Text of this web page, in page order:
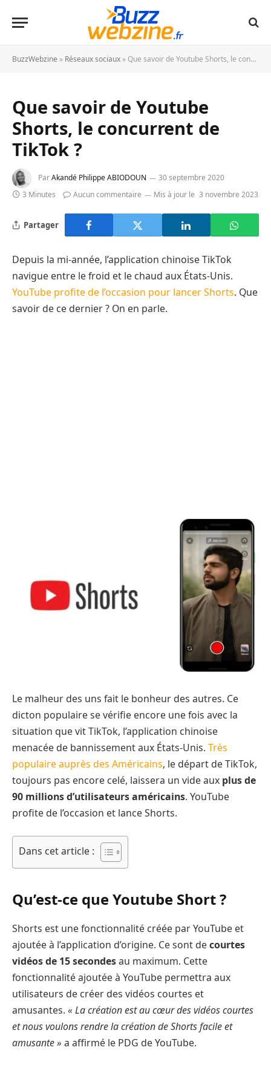
BuzzWebzine » Réseaux sociaux » Que savoir de Youtube Shorts, le concurrent de TikTok ?
Que savoir de Youtube
Shorts, le concurrent de
TikTok ?
ParAkandé Philippe ABIODOUN
30 septembre 2020
3 Minutes
Aucun commentaire Mis à jour le 3 novembre 2023
Partager
Depuis la mi-année, l’application chinoise TikTok
navigue entre le froid et le chaud aux États-Unis.
YouTube profite de l’occasion pour lancer Shorts. Que
savoir de ce dernier ? On en parle.
Le malheur des uns fait le bonheur des autres. Ce
dicton populaire se vérifie encore une fois avec la
situation que vit TikTok, l’application chinoise
menacée de bannissement aux États-Unis. Très
populaire auprès des Américains, le départ de TikTok,
toujours pas encore celé, laissera un vide aux plus de
90 millions d’utilisateurs américains. YouTube
profite de l’occasion et lance Shorts.
Dans cet article :
Qu’est-ce que Youtube Short ?
Shorts est une fonctionnalité créée par YouTube et
ajoutée à l’application d’origine. Ce sont decourtes
vidéos de 15 secondesau maximum. Cette
fonctionnalité ajoutée à YouTube permettra aux
utilisateurs de créer des vidéos courtes et
amusantes. « La création est au cœur des vidéos courtes
et nous voulons rendre la création de Shorts facile et
amusante » a affirmé le PDG de YouTube.